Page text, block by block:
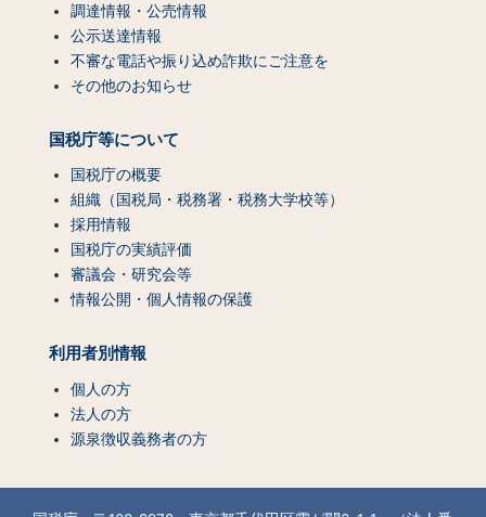
調達情報・公売情報
公示送達情報
不審な電話や振り込め詐欺にご注意を
その他のお知らせ
国税庁等について
国税庁の概要
組織（国税局・税務署・税務大学校等）
採用情報
国税庁の実績評価
審議会・研究会等
情報公開・個人情報の保護
利用者別情報
個人の方
法人の方
源泉徴収義務者の方